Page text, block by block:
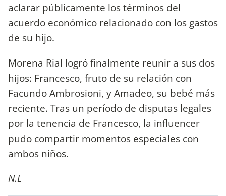
aclarar públicamente los términos del
acuerdo económico relacionado con los gastos
de su hijo.
Morena Rial logró finalmente reunir a sus dos
hijos: Francesco, fruto de su relación con
Facundo Ambrosioni, y Amadeo, su bebé más
reciente. Tras un período de disputas legales
por la tenencia de Francesco, la influencer
pudo compartir momentos especiales con
ambos niños.
N.L